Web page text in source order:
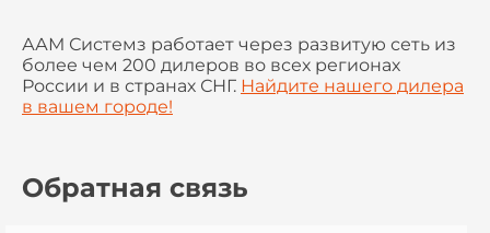
ААМ Системз работает через развитую сеть из
более чем 200 дилеров во всех регионах
России и в странах СНГ. Найдите нашего дилера
в вашем городе!
Обратная связь